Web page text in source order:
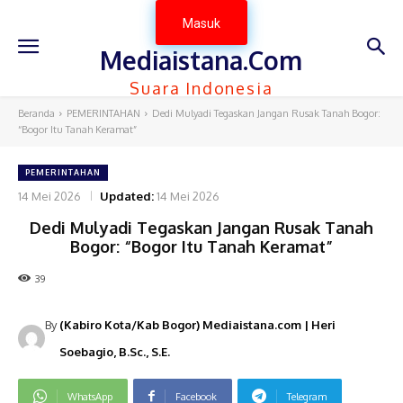
Masuk
Mediaistana.Com
Suara Indonesia
Beranda PEMERINTAHAN
Dedi Mulyadi Tegaskan Jangan Rusak Tanah Bogor:
“Bogor Itu Tanah Keramat”
PEMERINTAHAN
14 Mei 2026 Updated:14 Mei 2026
Dedi Mulyadi Tegaskan Jangan Rusak Tanah
Bogor: “Bogor Itu Tanah Keramat”
39
By (Kabiro Kota/Kab Bogor) Mediaistana.com | Heri
Soebagio, B.Sc., S.E.
WhatsApp Facebook Telegram